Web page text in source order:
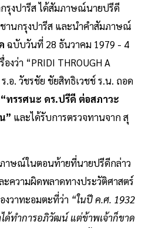
รุงปารีส ได้สัมภาษณ์นายปรีดี
านกรุงปารีส และนำคำสัมภาษณ์
ฉบับวันที่ 28 ธันวาคม 1979 - 4
งว่า “PRIDI THROUGH A
ร.อ. วัชรชัย ชัยสิทธิเวชช์ ร.น. ถอด
“ทรรศนะ ดร.ปรีดี ต่อสภาวะ
” และได้รับการตรวจทานจาก สุ
าษณ์ในตอนท้ายที่นายปรีดีกล่าว
ความผิดพลาดทางประวัติศาสตร์
งวาทะอมตะที่ว่า “ในปี ค.ศ. 1932
ด้ทําการอภิวัฒน์ แต่ข้าพเจ้าก็ขาด